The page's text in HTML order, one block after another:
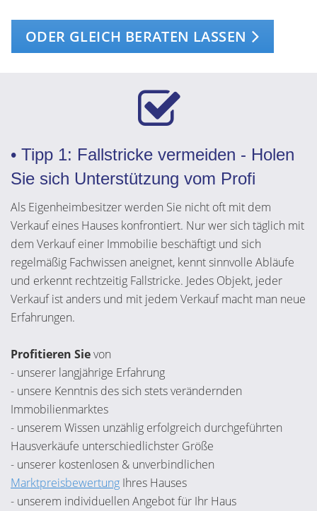
ODER GLEICH BERATEN LASSEN
• Tipp 1: Fallstricke vermeiden - Holen
Sie sich Unterstützung vom Profi
Als Eigenheimbesitzer werden Sie nicht oft mit dem
Verkauf eines Hauses konfrontiert. Nur wer sich täglich mit
dem Verkauf einer Immobilie beschäftigt und sich
regelmäßig Fachwissen aneignet, kennt sinnvolle Abläufe
und erkennt rechtzeitig Fallstricke. Jedes Objekt, jeder
Verkauf ist anders und mit jedem Verkauf macht man neue
Erfahrungen.
Profitieren Sievon
- unserer langjährige Erfahrung
- unsere Kenntnis des sich stets verändernden
Immobilienmarktes
- unserem Wissen unzählig erfolgreich durchgeführten
Hausverkäufe unterschiedlichster Größe
- unserer kostenlosen & unverbindlichen
Marktpreisbewertung Ihres Hauses
- unserem individuellen Angebot für Ihr Haus